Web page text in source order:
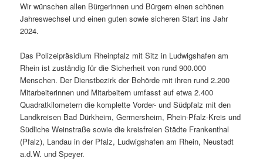
Wir wünschen allen Bürgerinnen und Bürgern einen schönen
Jahreswechsel und einen guten sowie sicheren Start ins Jahr
2024.
Das Polizeipräsidium Rheinpfalz mit Sitz in Ludwigshafen am
Rhein ist zuständig für die Sicherheit von rund 900.000
Menschen. Der Dienstbezirk der Behörde mit ihren rund 2.200
Mitarbeiterinnen und Mitarbeitern umfasst auf etwa 2.400
Quadratkilometern die komplette Vorder- und Südpfalz mit den
Landkreisen Bad Dürkheim, Germersheim, Rhein-Pfalz-Kreis und
Südliche Weinstraße sowie die kreisfreien Städte Frankenthal
(Pfalz), Landau in der Pfalz, Ludwigshafen am Rhein, Neustadt
a.d.W. und Speyer.